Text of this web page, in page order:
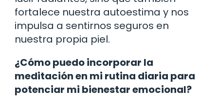
fortalece nuestra autoestima y nos
impulsa a sentirnos seguros en
nuestra propia piel.
¿Cómo puedo incorporar la
meditación en mi rutina diaria para
potenciar mi bienestar emocional?